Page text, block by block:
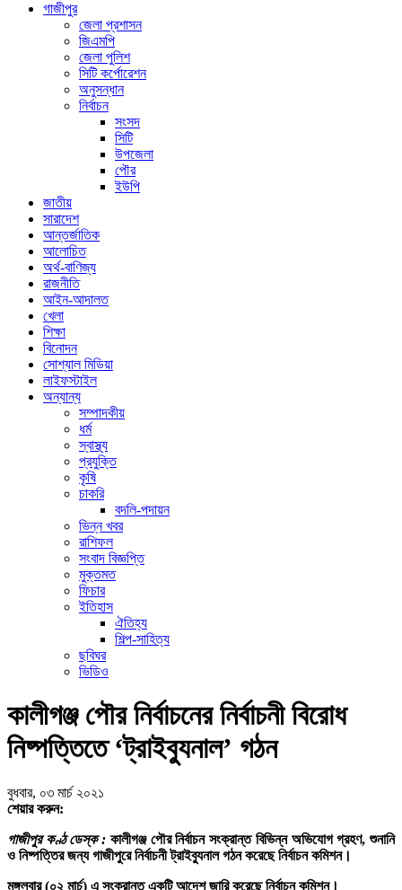
গাজীপুর
জেলা প্রশাসন
জিএমপি
জেলা পুলিশ
সিটি কর্পোরেশন
অনুসন্ধান
নির্বাচন
সংসদ
সিটি
উপজেলা
পৌর
ইউপি
জাতীয়
সারাদেশ
আন্তর্জাতিক
আলোচিত
অর্থ-বাণিজ্য
রাজনীতি
আইন-আদালত
খেলা
শিক্ষা
বিনোদন
সোশ্যাল মিডিয়া
লাইফস্টাইল
অন্যান্য
সম্পাদকীয়
ধর্ম
স্বাস্থ্য
প্রযুক্তি
কৃষি
চাকরি
বদলি-পদায়ন
ভিন্ন খবর
রাশিফল
সংবাদ বিজ্ঞপ্তি
মুক্তমত
ফিচার
ইতিহাস
ঐতিহ্য
শিল্প-সাহিত্য
ছবিঘর
ভিডিও
কালীগঞ্জ পৌর নির্বাচনের নির্বাচনী বিরোধ
নিষ্পত্তিতে ‘ট্রাইব্যুনাল’ গঠন
বুধবার, ০৩ মার্চ ২০২১
শেয়ার করুন:
গাজীপুর কণ্ঠ ডেস্ক : কালীগঞ্জ পৌর নির্বাচন সংক্রান্ত বিভিন্ন অভিযোগ গ্রহণ, শুনানি
ও নিষ্পত্তির জন্য গাজীপুরে নির্বাচনী ট্রাইব্যুনাল গঠন করেছে নির্বাচন কমিশন।
মঙ্গলবার (০২ মার্চ) এ সংক্রান্ত একটি আদেশ জারি করেছে নির্বাচন কমিশন।